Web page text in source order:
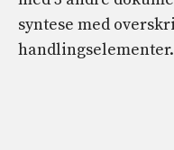
syntese med
handlingselementer.